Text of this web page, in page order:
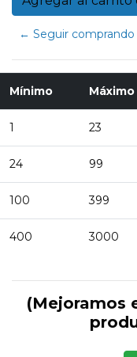
← Seguir comprando
Mínimo Máximo
1 23
24 99
100 399
400 3000
(Mejoramos